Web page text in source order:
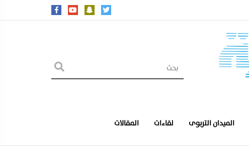
الميدان التربوى لقاءات المقالات